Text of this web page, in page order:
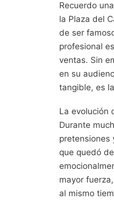
Recuerdo
la Plaza del
de ser
profesional
ventas. Sin
en su
tangible, es
La evolución
Durante
pretensiones
que quedó
mayor
al mismo